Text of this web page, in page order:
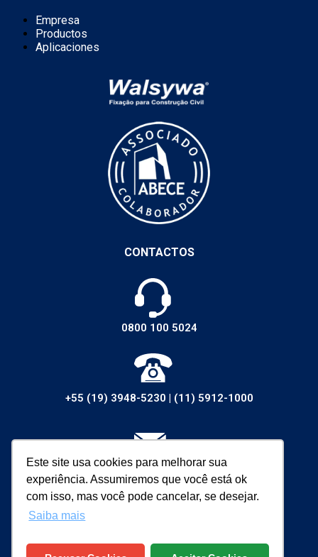
Este site usa cookies para melhorar sua
experiência. Assumiremos que você está ok
com isso, mas você pode cancelar, se desejar.
Saiba mais
Empresa
Productos
Aplicaciones
CONTACTOS
0800 100 5024
+55 (19) 3948-5230 | (11) 5912-1000
vendas@walsywa.com.br